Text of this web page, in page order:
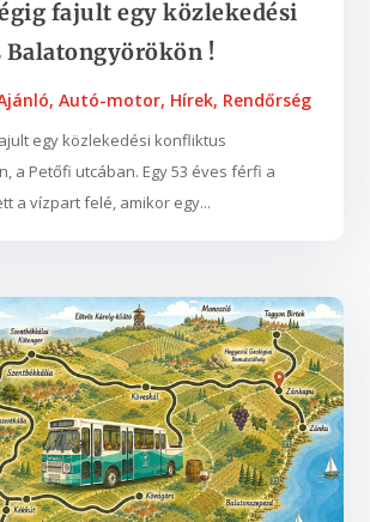
fajult egy közlekedési
!
,Autó-motor, Hírek, Rendőrség
egy közlekedési konfliktus
a Petőfi utcában. Egy 53 éves férfi a
a vízpart felé, amikor egy...